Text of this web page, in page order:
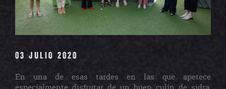
03 JULIO 2020
En una de esas tardes en las que apetece